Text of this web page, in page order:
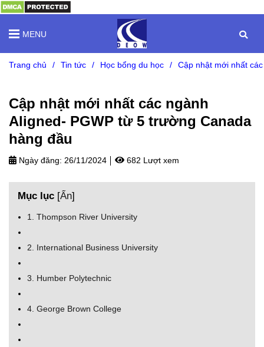
MENU
Trang chủ / Tin tức / Học bổng du học / Cập nhật mới nhất
Cập nhật mới nhất các ngành
Aligned- PGWP từ 5 trường Canada
hàng đầu
Ngày đăng: 26/11/2024 682 Lượt xem
Mục lục [Ẩn]
1. Thompson River University
2. International Business University
3. Humber Polytechnic
4. George Brown College